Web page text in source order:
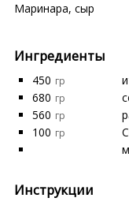
Маринара, сыр
Ингредиенты
450 гр
680 гр
560 гр
100 гр
Инструкции